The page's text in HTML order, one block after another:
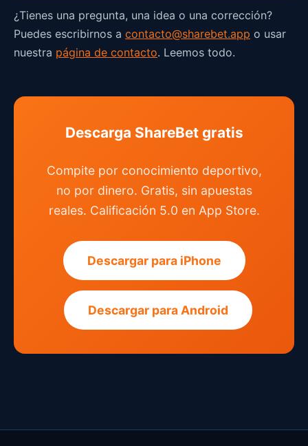
¿Tienes una pregunta, una idea o una corrección?
Puedes escribirnos a contacto@sharebet.app o usar
nuestra página de contacto. Leemos todo.
Descarga ShareBet gratis
Compite por conocimiento deportivo,
no por dinero. Gratis, sin apuestas
reales. Calificación 5.0 en App Store.
Descargar para iPhone
Descargar para Android